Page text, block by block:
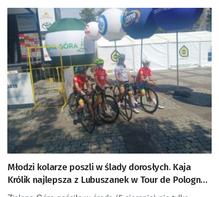
Młodzi kolarze poszli w ślady dorosłych. Kaja
Królik najlepsza z Lubuszanek w Tour de Pologne
Junior